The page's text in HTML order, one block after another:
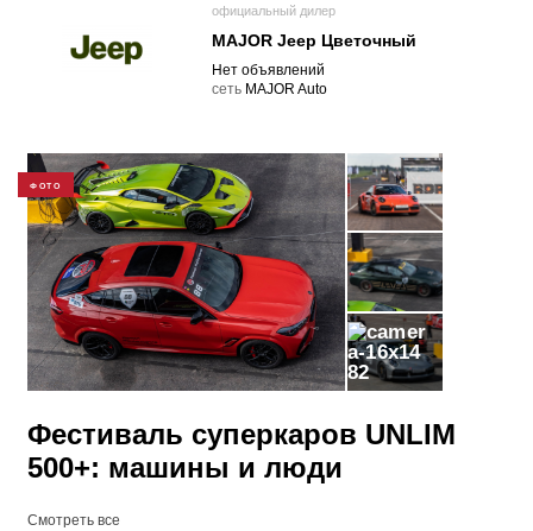
официальный дилер
MAJOR Jeep Цветочный
Нет объявлений
cеть MAJOR Auto
ФОТО
82
Фестиваль суперкаров UNLIM
500+: машины и люди
Смотреть все